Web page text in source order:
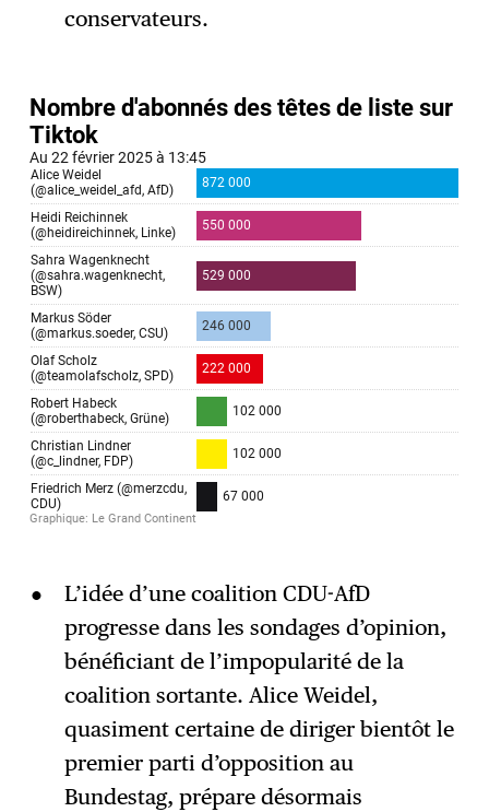
conservateurs.
L’idée d’une coalition CDU-AfD
progresse dans les sondages d’opinion,
bénéficiant de l’impopularité de la
coalition sortante. Alice Weidel,
quasiment certaine de diriger bientôt le
premier parti d’opposition au
Bundestag, prépare désormais